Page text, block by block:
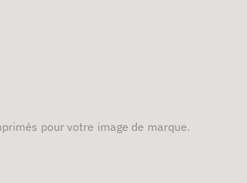
pour votre image de marque.